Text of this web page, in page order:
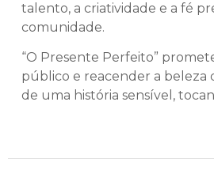
talento, a criatividade e a fé
comunidade.
“O Presente Perfeito”
público e reacender a beleza
de uma história sensível,